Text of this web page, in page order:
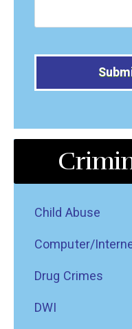
Child Abuse
Computer/
Drug Crimes
DWI